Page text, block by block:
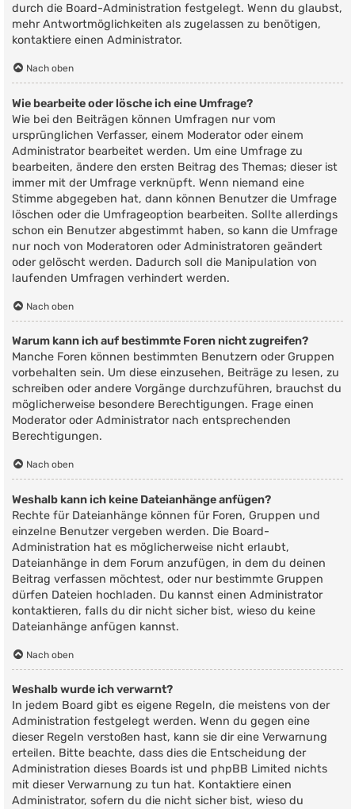
durch die Board-Administration festgelegt. Wenn du glaubst,
mehr Antwortmöglichkeiten als zugelassen zu benötigen,
kontaktiere einen Administrator.
Nach oben
Wie bearbeite oder lösche ich eine Umfrage?
Wie bei den Beiträgen können Umfragen nur vom
ursprünglichen Verfasser, einem Moderator oder einem
Administrator bearbeitet werden. Um eine Umfrage zu
bearbeiten, ändere den ersten Beitrag des Themas; dieser ist
immer mit der Umfrage verknüpft. Wenn niemand eine
Stimme abgegeben hat, dann können Benutzer die Umfrage
löschen oder die Umfrageoption bearbeiten. Sollte allerdings
schon ein Benutzer abgestimmt haben, so kann die Umfrage
nur noch von Moderatoren oder Administratoren geändert
oder gelöscht werden. Dadurch soll die Manipulation von
laufenden Umfragen verhindert werden.
Nach oben
Warum kann ich auf bestimmte Foren nicht zugreifen?
Manche Foren können bestimmten Benutzern oder Gruppen
vorbehalten sein. Um diese einzusehen, Beiträge zu lesen, zu
schreiben oder andere Vorgänge durchzuführen, brauchst du
möglicherweise besondere Berechtigungen. Frage einen
Moderator oder Administrator nach entsprechenden
Berechtigungen.
Nach oben
Weshalb kann ich keine Dateianhänge anfügen?
Rechte für Dateianhänge können für Foren, Gruppen und
einzelne Benutzer vergeben werden. Die Board-
Administration hat es möglicherweise nicht erlaubt,
Dateianhänge in dem Forum anzufügen, in dem du deinen
Beitrag verfassen möchtest, oder nur bestimmte Gruppen
dürfen Dateien hochladen. Du kannst einen Administrator
kontaktieren, falls du dir nicht sicher bist, wieso du keine
Dateianhänge anfügen kannst.
Nach oben
Weshalb wurde ich verwarnt?
In jedem Board gibt es eigene Regeln, die meistens von der
Administration festgelegt werden. Wenn du gegen eine
dieser Regeln verstoßen hast, kann sie dir eine Verwarnung
erteilen. Bitte beachte, dass dies die Entscheidung der
Administration dieses Boards ist und phpBB Limited nichts
mit dieser Verwarnung zu tun hat. Kontaktiere einen
Administrator, sofern du die nicht sicher bist, wieso du